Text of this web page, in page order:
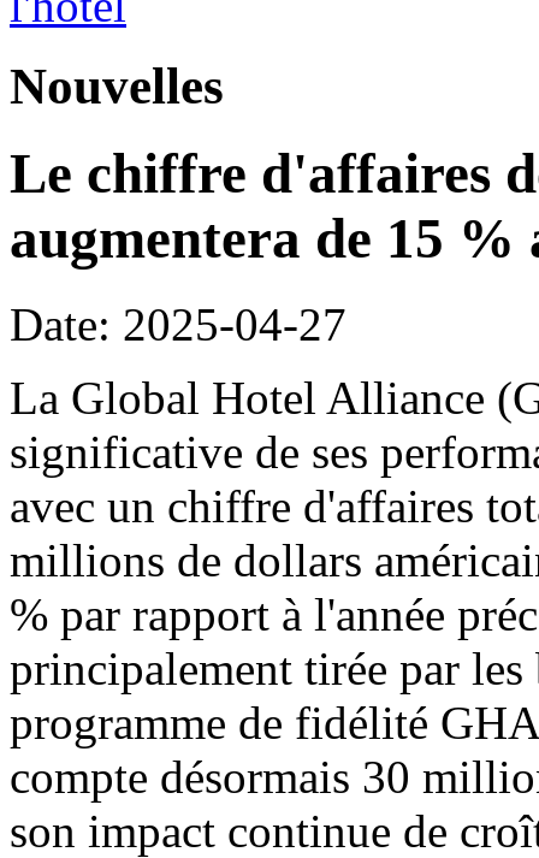
Nouvelles
Le chiffre d'affaires
augmentera de 15
Date: 2025-04-27
La Global Hotel Alliance
significative de ses
avec un chiffre d'affaires
millions de dollars
% par rapport à l'année
principalement tirée par les
programme de fidélité
compte désormais 30
son impact continue de